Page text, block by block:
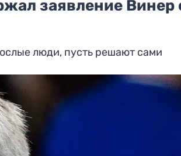
заявление Винер
люди, пусть решают сами